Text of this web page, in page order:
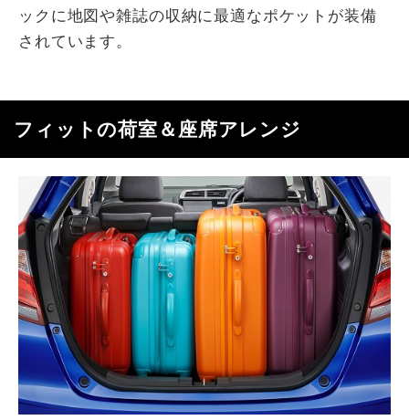
ックに地図や雑誌の収納に最適なポケットが装備
されています。
フィットの荷室＆座席アレンジ